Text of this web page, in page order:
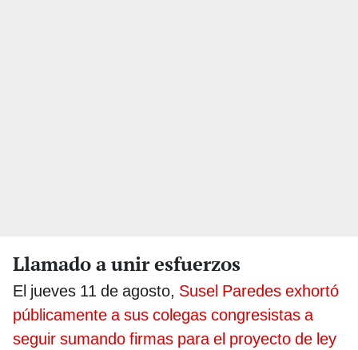
Llamado a unir esfuerzos
El jueves 11 de agosto, Susel Paredes exhortó
públicamente a sus colegas congresistas a
seguir sumando firmas para el proyecto de ley